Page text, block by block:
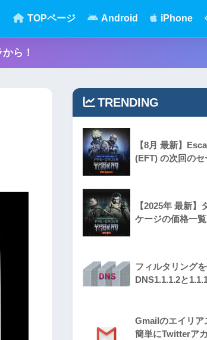
TOPページ Android iPhone
ら！
TRENDING
【8月 最新】
(EFT) の次回の
【2025年 最新】
ケージの価格一
フィルタリング
DNS1.1.1.2と
Gmailのエイリア
簡単にTwitterア